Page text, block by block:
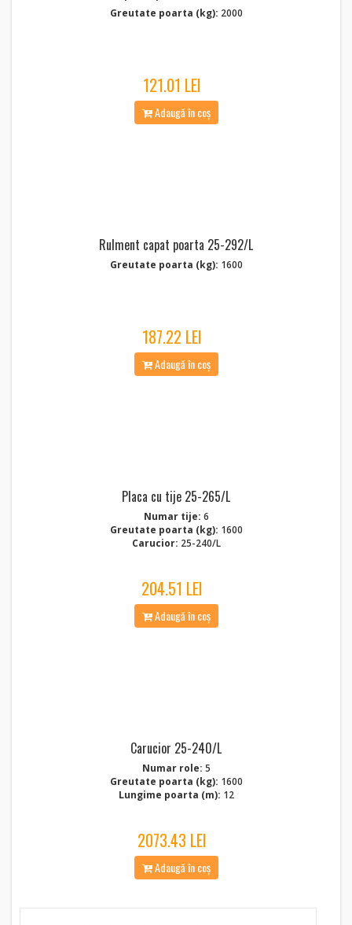
Greutate poarta (kg): 2000
121.01 LEI
Adaugă în coș
Rulment capat poarta 25-292/L
Greutate poarta (kg): 1600
187.22 LEI
Adaugă în coș
Placa cu tije 25-265/L
Numar tije: 6
Greutate poarta (kg): 1600
Carucior: 25-240/L
204.51 LEI
Adaugă în coș
Carucior 25-240/L
Numar role: 5
Greutate poarta (kg): 1600
Lungime poarta (m): 12
2073.43 LEI
Adaugă în coș